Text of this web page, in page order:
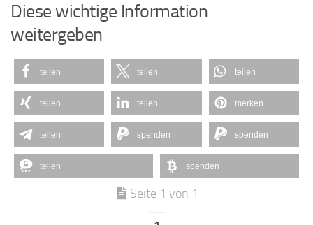
Diese wichtige Information
weitergeben
teilen teilen teilen
teilen teilen merken
teilen spenden spenden
teilen spenden
Seite 1 von 1